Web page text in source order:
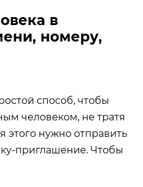
способ, чтобы
человеком, не тратя
этого нужно отправить
приглашение. Чтобы